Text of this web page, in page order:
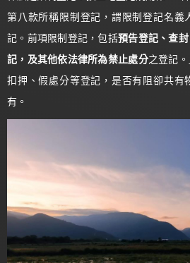
第八款所稱限制登記，謂限制登記名義
記。前項限制登記，包括預告登記、查
記，及其他依法律所為禁止處分之登記
扣押、假處分等登記，是否有阻卻共有
有。